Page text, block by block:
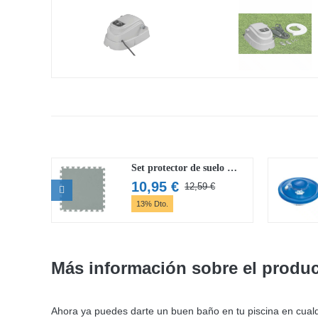
Set protector de suelo Flowclear 50×50 cm
12,59€El
12,59 €.
10,95€
El
10,95 €.
13% Dto.
Más información sobre el
Ahora ya puedes darte un buen baño en tu piscina en